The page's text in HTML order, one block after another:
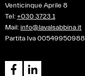
Venticinque Aprile 8
Tel:+030 3723.1
Mail: info@lavalsabbina.it
Partita Iva 00549950988